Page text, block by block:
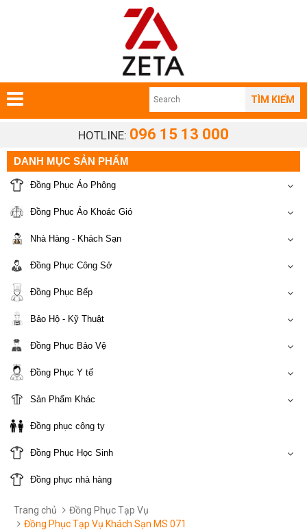
TÌM KIẾM
HOTLINE: 096 15 13 000
DANH MỤC SẢN PHẨM
Đồng Phục Áo Phông
Đồng Phục Áo Khoác Gió
Nhà Hàng - Khách Sạn
Đồng Phục Công Sở
Đồng Phục Bếp
Bảo Hộ - Kỹ Thuật
Đồng Phục Bảo Vệ
Đồng Phục Y tế
Sản Phẩm Khác
Đồng phục công ty
Đồng Phục Học Sinh
Đồng phục nhà hàng
Trang chủ
Đồng Phục Tạp Vụ
Đồng Phục Tạp Vụ Khách Sạn MS 071